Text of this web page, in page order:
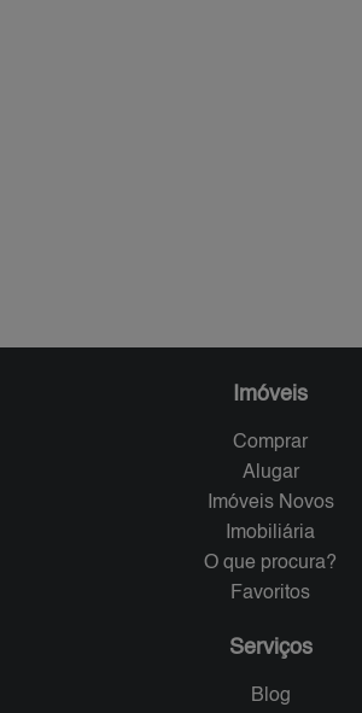
Imóveis
Comprar
Alugar
Imóveis Novos
Imobiliária
O que procura?
Favoritos
Serviços
Blog